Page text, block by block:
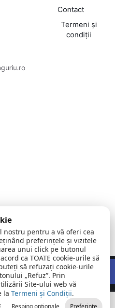
Contact
Termeni și
condiții
Comuna
Unguriu |
©
2026
Toate
drepturile
Relații Publice SRL
nostru pentru a vă oferi cea
preferințele și vizitele
unui click pe butonul
ca TOATE cookie-urile să
să refuzați cookie-urile
„Refuz”. Prin
Site-ului web vă
la Termeni și Condiții.
Resping opționale Preferințe